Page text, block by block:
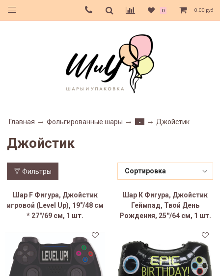
0 0.00 руб
Главная Фольгированные шары - Джойстик
Джойстик
Фильтры
Шар F Фигура, Джойстик
игровой (Level Up), 19"/48 см
* 27"/69 см, 1 шт.
Шар К Фигура, Джойстик
Геймпад, Твой День
Рождения, 25''/64 см, 1 шт.